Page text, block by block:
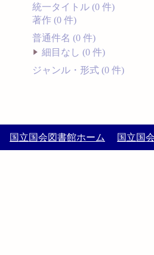
統一タイトル (0 件)
著作 (0 件)
普通件名 (0 件)
細目なし (0 件)
ジャンル・形式 (0 件)
国立国会図書館ホーム 国立国